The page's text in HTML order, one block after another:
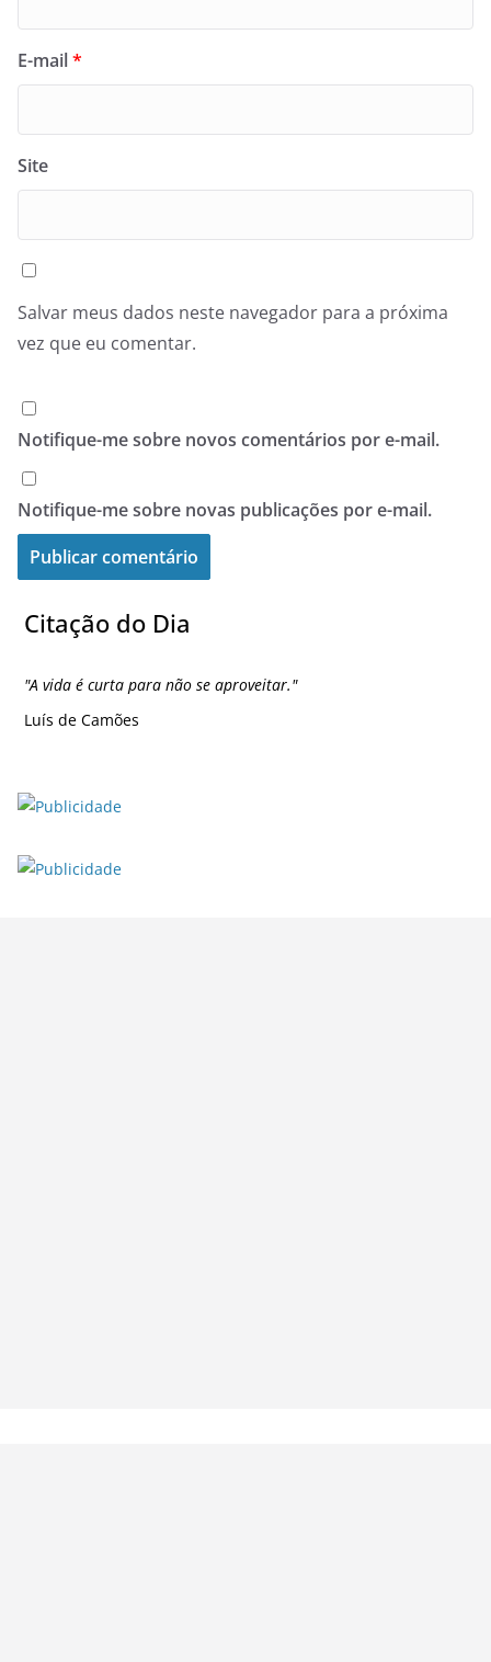
E-mail*
Site
Salvar meus dados neste navegador para a próxima
vez que eu comentar.
Notifique-me sobre novos comentários por e-mail.
Notifique-me sobre novas publicações por e-mail.
Citação do Dia
"A vida é curta para não se aproveitar."
Luís de Camões